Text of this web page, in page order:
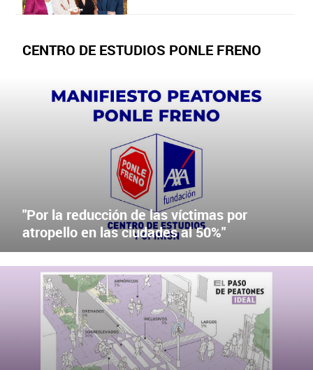
CENTRO DE ESTUDIOS PONLE FRENO
MANIFIESTO PONLE FRENO PEATONES 2030
Facebook
"Por la reducción de las víctimas por
atropello en las ciudades al 50%"
ANEXO
X Facebook